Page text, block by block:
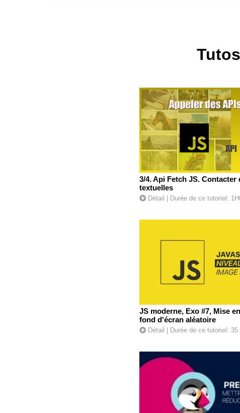
3/4. Api Fetch JS. Contacter
textuelles
Détail | Durée de ce tutoriel:
JS moderne, Exo #7, Mise
fond d'écran aléatoire
Détail | Durée de ce tutoriel: 35